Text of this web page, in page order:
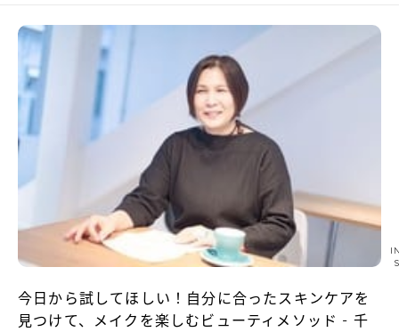
今日から試してほしい！自分に合ったスキンケアを
見つけて、メイクを楽しむビューティメソッド - 千